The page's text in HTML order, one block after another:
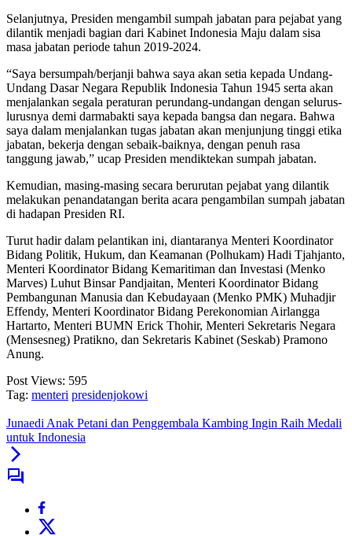
Selanjutnya, Presiden mengambil sumpah jabatan para pejabat yang
dilantik menjadi bagian dari Kabinet Indonesia Maju dalam sisa
masa jabatan periode tahun 2019-2024.
“Saya bersumpah/berjanji bahwa saya akan setia kepada Undang-
Undang Dasar Negara Republik Indonesia Tahun 1945 serta akan
menjalankan segala peraturan perundang-undangan dengan selurus-
lurusnya demi darmabakti saya kepada bangsa dan negara. Bahwa
saya dalam menjalankan tugas jabatan akan menjunjung tinggi etika
jabatan, bekerja dengan sebaik-baiknya, dengan penuh rasa
tanggung jawab,” ucap Presiden mendiktekan sumpah jabatan.
Kemudian, masing-masing secara berurutan pejabat yang dilantik
melakukan penandatangan berita acara pengambilan sumpah jabatan
di hadapan Presiden RI.
Turut hadir dalam pelantikan ini, diantaranya Menteri Koordinator
Bidang Politik, Hukum, dan Keamanan (Polhukam) Hadi Tjahjanto,
Menteri Koordinator Bidang Kemaritiman dan Investasi (Menko
Marves) Luhut Binsar Pandjaitan, Menteri Koordinator Bidang
Pembangunan Manusia dan Kebudayaan (Menko PMK) Muhadjir
Effendy, Menteri Koordinator Bidang Perekonomian Airlangga
Hartarto, Menteri BUMN Erick Thohir, Menteri Sekretaris Negara
(Mensesneg) Pratikno, dan Sekretaris Kabinet (Seskab) Pramono
Anung.
Post Views: 595
Tag: menteri presidenjokowi
Junaedi Anak Petani dan Penggembala Kambing Ingin Raih Medali
untuk Indonesia